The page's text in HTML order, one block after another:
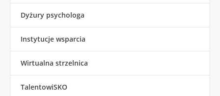
Dyżury psychologa
Instytucje wsparcia
Wirtualna strzelnica
TalentowiSKO